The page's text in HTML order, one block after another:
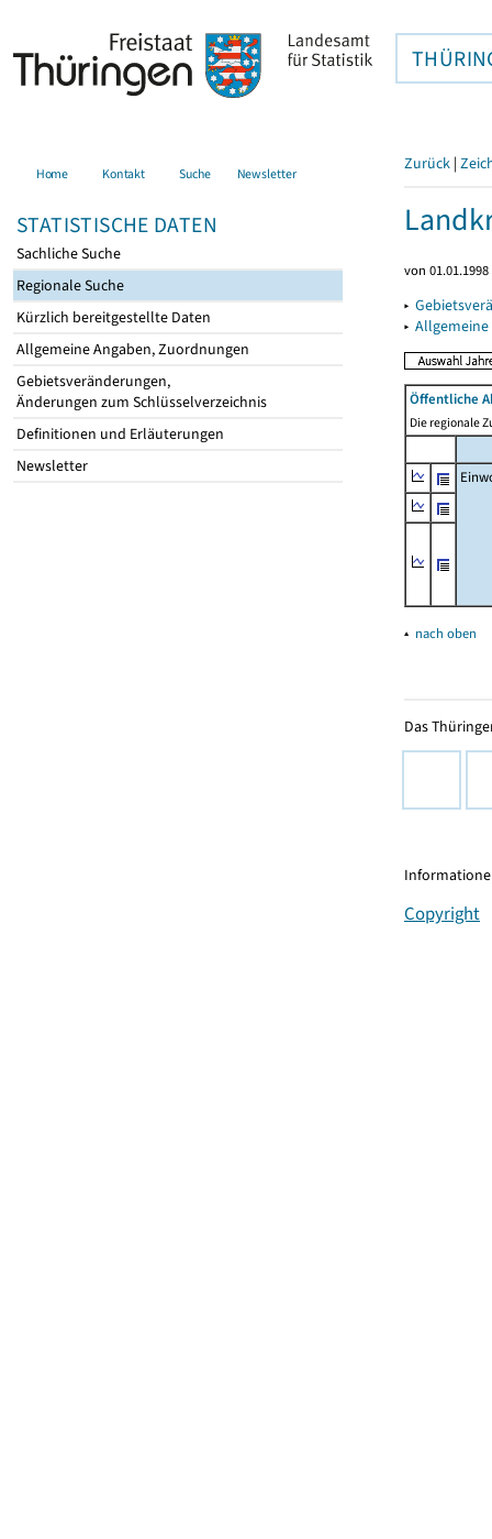
Home Kontakt Suche Newsletter
STATISTISCHE DATEN
Sachliche Suche
Regionale Suche
Kürzlich bereitgestellte Daten
Allgemeine Angaben, Zuordnungen
Gebietsveränderungen,
Änderungen zum Schlüsselverzeichnis
Definitionen und Erläuterungen
Newsletter
Zurück |
von
▸
▸
Öffentliche
Die regionale
▴ nach oben
Das
Copyright